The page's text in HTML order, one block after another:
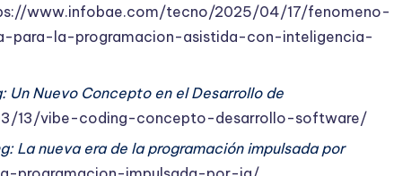
www.infobae.com/tecno/2025/04/17/fenomeno-
para-la-programacion-asistida-con-inteligencia-
Un Nuevo Concepto en el Desarrollo de
13/vibe-coding-concepto-desarrollo-software/
La nueva era de la programación impulsada por